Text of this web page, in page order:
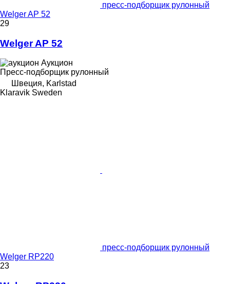
пресс-подборщик рулонный
Welger AP 52
29
Welger AP 52
Аукцион
Пресс-подборщик рулонный
Швеция, Karlstad
Klaravik Sweden
пресс-подборщик рулонный
Welger RP220
23